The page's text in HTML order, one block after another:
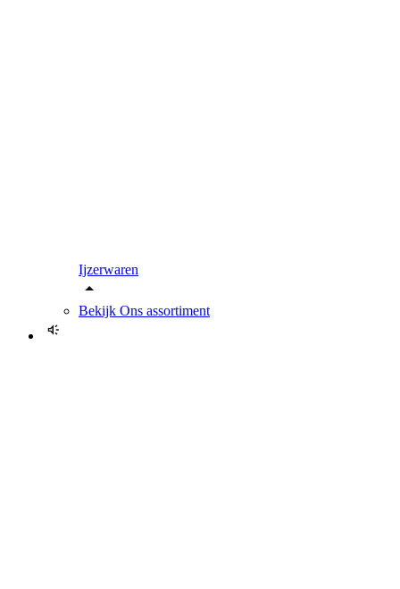
Ijzerwaren
Bekijk Ons assortiment